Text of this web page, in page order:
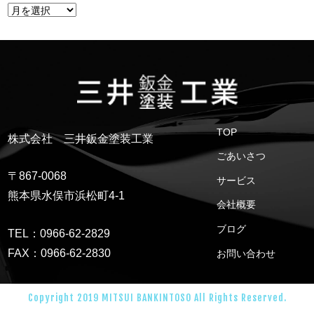
株式会社 三井鈑金塗装工業
〒867-0068
熊本県水俣市浜松町4-1
TEL：0966-62-2829
FAX：0966-62-2830
TOP
ごあいさつ
サービス
会社概要
ブログ
お問い合わせ
Copyright 2019 MITSUI BANKINTOSO All Rights Reserved.